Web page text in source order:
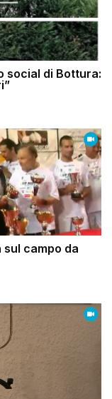
social di Bottura:
campo da